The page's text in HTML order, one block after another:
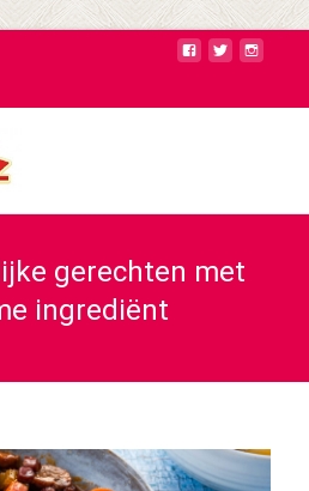
gerechten met
ingrediënt